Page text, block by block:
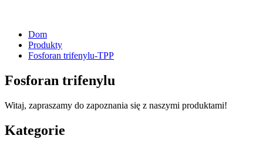
Dom
Produkty
Fosforan trifenylu-TPP
Fosforan trifenylu
Witaj, zapraszamy do zapoznania się z naszymi produktami!
Kategorie